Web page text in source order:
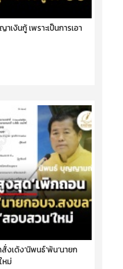
เงินกู้ เพราะเป็นการเอา
งเด้ง‘นิพนธ์’พ้น‘นายก
หม่